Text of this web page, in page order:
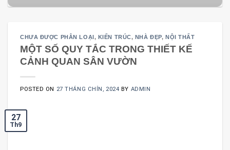
CHƯA ĐƯỢC PHÂN LOẠI, KIẾN TRÚC, NHÀ ĐẸP, NỘI THẤT
MỘT SỐ QUY TẮC TRONG THIẾT KẾ
CẢNH QUAN SÂN VƯỜN
POSTED ON 27 THÁNG CHÍN, 2024 BY ADMIN
27
Th9